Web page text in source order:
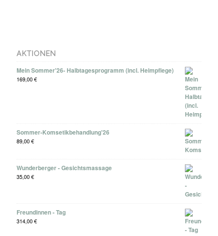
AKTIONEN
Mein Sommer'26- Halbtagesprogramm (incl. Heimpflege)
169,00€
Sommer-Komsetikbehandlung'26
89,00€
Wunderberger - Gesichtsmassage
35,00€
Freundinnen - Tag
314,00€